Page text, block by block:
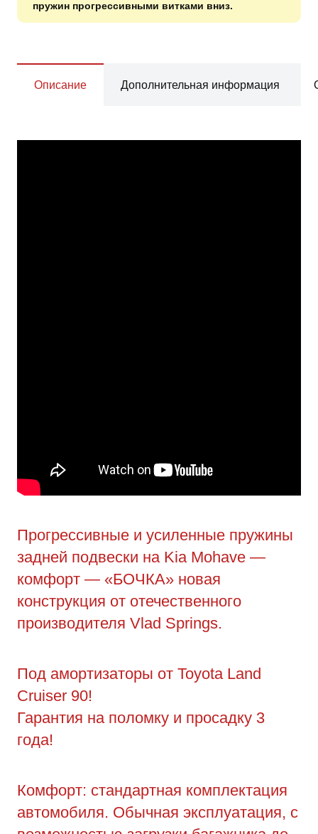
пружин прогрессивными витками вниз.
Описание Дополнительная информация
Прогрессивные и усиленные пружины
задней подвески на Kia Mohave —
комфорт — «БОЧКА» новая
конструкция от отечественного
производителя Vlad Springs.
Под амортизаторы от Toyota Land
Cruiser 90!
Гарантия на поломку и просадку 3
года!
Комфорт: стандартная комплектация
автомобиля. Обычная эксплуатация, с